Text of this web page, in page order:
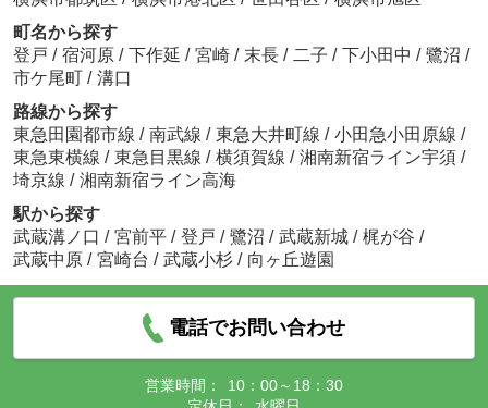
町名から探す
登戸 / 宿河原 / 下作延 / 宮崎 / 末長 / 二子 / 下小田中 / 鷺沼 /
市ケ尾町 / 溝口
路線から探す
東急田園都市線 / 南武線 / 東急大井町線 / 小田急小田原線 /
東急東横線 / 東急目黒線 / 横須賀線 / 湘南新宿ライン宇須 /
埼京線 / 湘南新宿ライン高海
駅から探す
武蔵溝ノ口 / 宮前平 / 登戸 / 鷺沼 / 武蔵新城 / 梶が谷 /
武蔵中原 / 宮崎台 / 武蔵小杉 / 向ヶ丘遊園
電話でお問い合わせ
営業時間：
10：00～18：30